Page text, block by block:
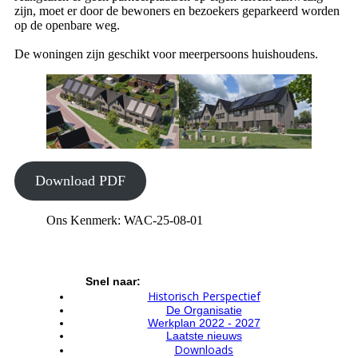
zijn, moet er door de bewoners en bezoekers geparkeerd worden
op de openbare weg.
De woningen zijn geschikt voor meerpersoons huishoudens.
Download PDF
Ons Kenmerk: WAC-25-08-01
Snel naar:
Historisch Perspectief
De Organisatie
Werkplan 2022 - 2027
Laatste nieuws
Downloads